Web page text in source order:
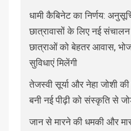
धामी कैबिनेट का निर्णय:
छात्रावासों के लिए नई संचालन
छात्राओं को बेहतर आवास,
सुविधाएं मिलेंगी
तेजस्वी सूर्या और नेहा जोशी
बनी नई पीढ़ी को संस्कृति से
जान से मारने की धमकी और